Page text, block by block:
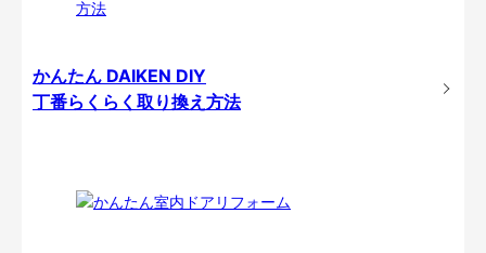
かんたん DAIKEN DIY
丁番らくらく取り換え方法